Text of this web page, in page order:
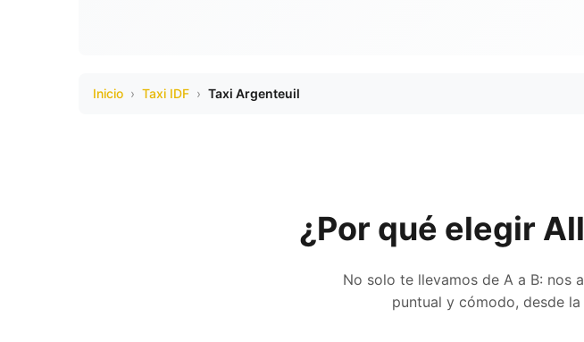
Inicio › Taxi IDF › Taxi Argenteuil
¿Por qué elegir
No solo te llevamos de A a B: nos
puntual y cómodo, desde